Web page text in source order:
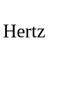
Hertz